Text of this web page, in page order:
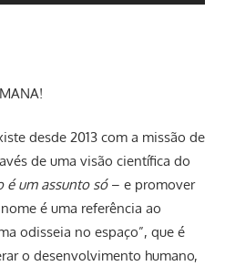
desde 2013 com a missão de
de uma visão científica do
é um assunto só– e promover
é uma referência ao
odisseia no espaço”, que é
o desenvolvimento humano,